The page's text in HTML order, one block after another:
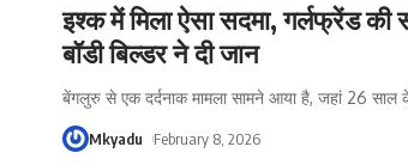
इश्क में मिला ऐसा सदमा, गर्लफ्रेंड की
बॉडी बिल्डर ने दी जान
बेंगलुरु से एक दर्दनाक मामला सामने आया है, जहां 26 साल
Mkyadu February 8, 2026